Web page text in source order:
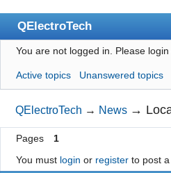
QElectroTech
Index
User list
Search
Register
Login
You are not logged in. Please
Active topics Unanswered topics
QElectroTech → News →
Pages
1
You must login or registerto post a